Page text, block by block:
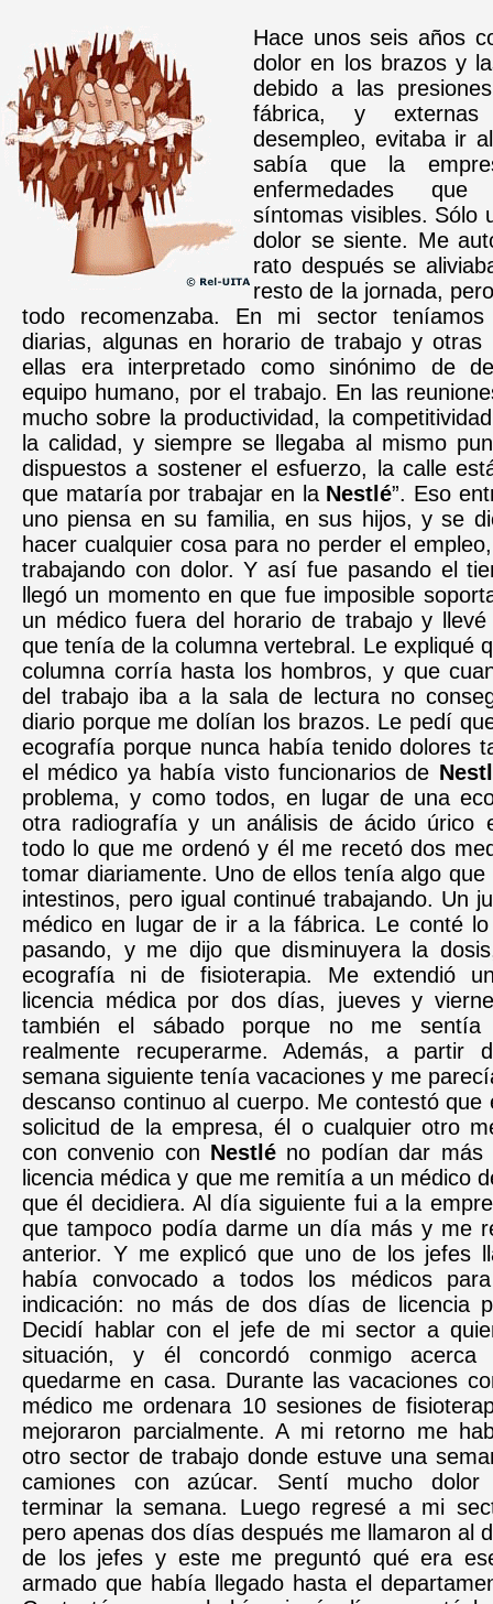
Hace unos seis años
dolor en los brazos y
debido a las
fábrica, y
desempleo, evitaba ir
sabía que la
enfermedades
síntomas visibles. Sólo
dolor se siente. Me
rato después se
resto de la jornada,
todo recomenzaba. En mi sector teníamos
diarias, algunas en horario de trabajo y
ellas era interpretado como sinónimo de
equipo humano, por el trabajo. En las
mucho sobre la productividad, la
la calidad, y siempre se llegaba al mismo
dispuestos a sostener el esfuerzo, la calle
que mataría por trabajar en la Nestlé”. Eso
uno piensa en su familia, en sus hijos, y se
hacer cualquier cosa para no perder el
trabajando con dolor. Y así fue pasando el
llegó un momento en que fue imposible
un médico fuera del horario de trabajo y
que tenía de la columna vertebral. Le expliqué
columna corría hasta los hombros, y que
del trabajo iba a la sala de lectura no
diario porque me dolían los brazos. Le pedí
ecografía porque nunca había tenido dolores
el médico ya había visto funcionarios de
problema, y como todos, en lugar de una
otra radiografía y un análisis de ácido úrico
todo lo que me ordenó y él me recetó dos
tomar diariamente. Uno de ellos tenía algo
intestinos, pero igual continué trabajando. Un
médico en lugar de ir a la fábrica. Le conté
pasando, y me dijo que disminuyera la
ecografía ni de fisioterapia. Me extendió
licencia médica por dos días, jueves y
también el sábado porque no me
realmente recuperarme. Además, a partir
semana siguiente tenía vacaciones y me
descanso continuo al cuerpo. Me contestó que
solicitud de la empresa, él o cualquier otro
con convenio con Nestlé no podían dar
licencia médica y que me remitía a un médico
que él decidiera. Al día siguiente fui a la
que tampoco podía darme un día más y me
anterior. Y me explicó que uno de los jefes
había convocado a todos los médicos
indicación: no más de dos días de licencia
Decidí hablar con el jefe de mi sector a
situación, y él concordó conmigo
quedarme en casa. Durante las vacaciones
médico me ordenara 10 sesiones de
mejoraron parcialmente. A mi retorno me
otro sector de trabajo donde estuve una
camiones con azúcar. Sentí mucho dolor
terminar la semana. Luego regresé a mi
pero apenas dos días después me llamaron al
de los jefes y este me preguntó qué era
armado que había llegado hasta el